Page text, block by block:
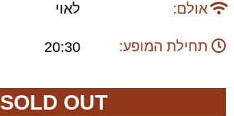
אולם: לאוי
תחילת המופע: 20:30
SOLD OUT